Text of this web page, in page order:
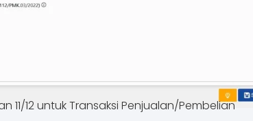
11/12 untuk Transaksi Penjualan/Pembelian